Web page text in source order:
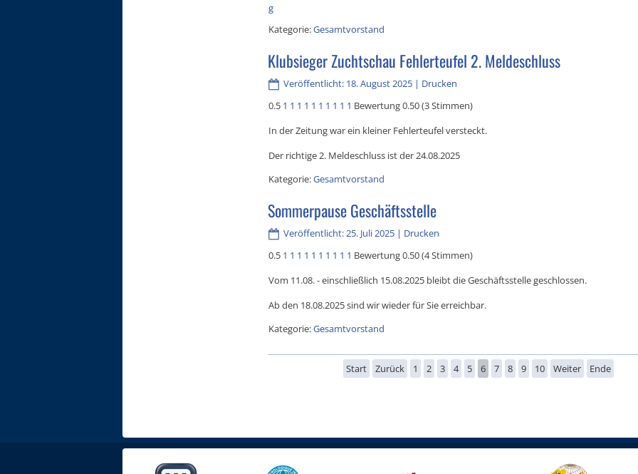
g
Kategorie:Gesamtvorstand
Klubsieger Zuchtschau Fehlerteufel 2. Meldeschluss
Veröffentlicht: 18. August 2025 | Drucken
0.5 1 1 1 1 1 1 1 1 1 1 Bewertung 0.50 (3 Stimmen)
In der Zeitung war ein kleiner Fehlerteufel versteckt.
Der richtige 2. Meldeschluss ist der 24.08.2025
Kategorie:Gesamtvorstand
Sommerpause Geschäftsstelle
Veröffentlicht: 25. Juli 2025 | Drucken
0.5 1 1 1 1 1 1 1 1 1 1 Bewertung 0.50 (4 Stimmen)
Vom 11.08. - einschließlich 15.08.2025 bleibt die Geschäftsstelle geschlossen.
Ab den 18.08.2025 sind wir wieder für Sie erreichbar.
Kategorie:Gesamtvorstand
Start Zurück 1 2 3 4 5 6 7 8 9 10 Weiter Ende